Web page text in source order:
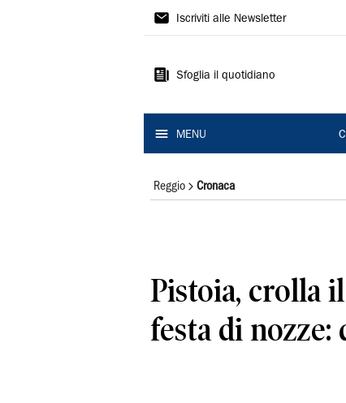
Gazzetta
Reggio
Iscriviti alle Newsletter
Sfoglia il quotidiano
MENU
Reggio Cronaca
Pistoia, crolla
festa di